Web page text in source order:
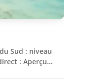
Sud : niveau
: Aperçu…